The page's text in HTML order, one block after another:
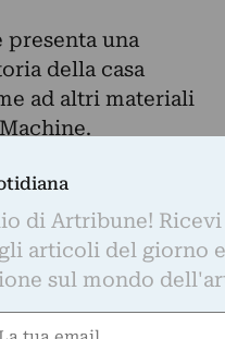
presenta una
della casa
ad altri materiali
e Francesco
programma:
di Book Works
come un libro
di Artribune!
articoli del giorno
sul mondo